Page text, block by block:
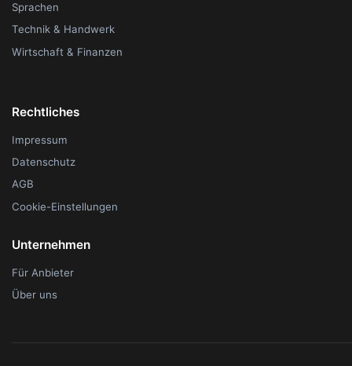
Sprachen
Technik & Handwerk
Wirtschaft & Finanzen
Rechtliches
Impressum
Datenschutz
AGB
Cookie-Einstellungen
Unternehmen
Für Anbieter
Über uns